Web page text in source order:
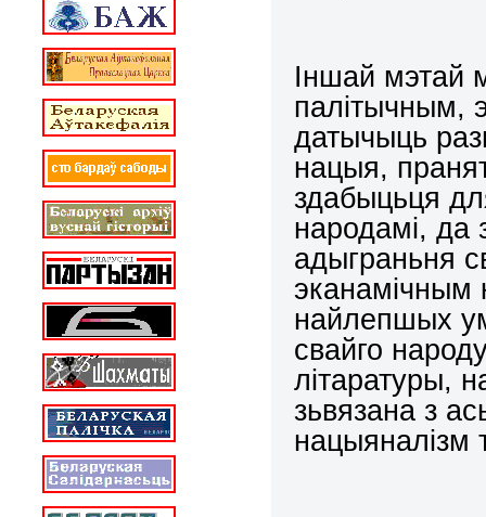
Iншай мэтай
палiтычным,
датычыць
нацыя,
здабыцьця
народамi, да
адыграньня
эканамiчным
найлепшых
свайго
лiтаратуры,
зьвязана з
нацыяналiзм